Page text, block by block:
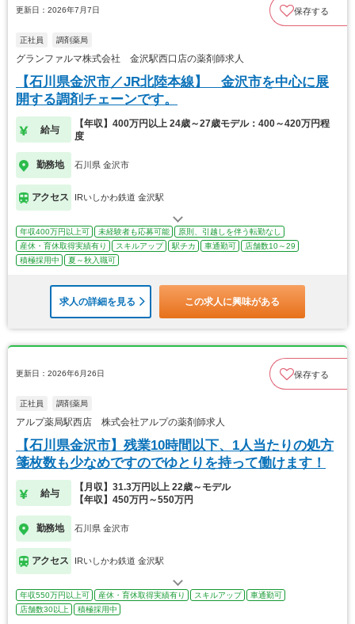
更新日：2026年7月7日 保存する
正社員 調剤薬局
グランファルマ株式会社 金沢駅西口店の薬剤師求人
【石川県金沢市／JR北陸本線】 金沢市を中心に展
開する調剤チェーンです。
給与
【年収】400万円以上 24歳～27歳モデル：400～420万円程
度
勤務地 石川県 金沢市
アクセス IRいしかわ鉄道 金沢駅
年収400万円以上可 未経験者も応募可能
原則、引越しを伴う転勤なし
産休・育休取得実績有り
スキルアップ 駅チカ 車通勤可
店舗数10～29
積極採用中
夏～秋入職可
求人の詳細を見る この求人に興味がある
更新日：2026年6月26日 保存する
正社員 調剤薬局
アルプ薬局駅西店 株式会社アルプの薬剤師求人
【石川県金沢市】残業10時間以下、1人当たりの処方
箋枚数も少なめですのでゆとりを持って働けます！
給与
【月収】31.3万円以上 22歳～モデル
【年収】450万円～550万円
勤務地 石川県 金沢市
アクセス IRいしかわ鉄道 金沢駅
年収550万円以上可 産休・育休取得実績有り スキルアップ
車通勤可
店舗数30以上
積極採用中